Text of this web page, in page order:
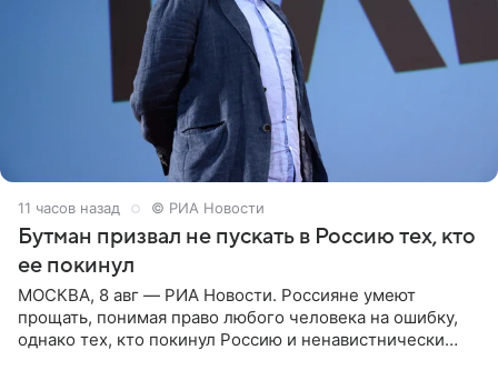
11 часов назад © РИА Новости
Бутман призвал не пускать в Россию тех, кто
ее покинул
МОСКВА, 8 авг — РИА Новости. Россияне умеют
прощать, понимая право любого человека на ошибку,
однако тех, кто покинул Россию и ненавистнически